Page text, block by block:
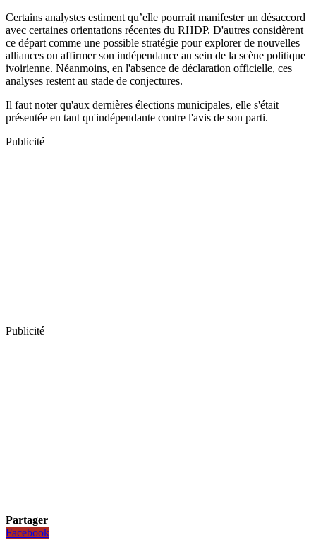
Certains analystes estiment qu’elle pourrait manifester un désaccord
avec certaines orientations récentes du RHDP. D'autres considèrent
ce départ comme une possible stratégie pour explorer de nouvelles
alliances ou affirmer son indépendance au sein de la scène politique
ivoirienne. Néanmoins, en l'absence de déclaration officielle, ces
analyses restent au stade de conjectures.
Il faut noter qu'aux dernières élections municipales, elle s'était
présentée en tant qu'indépendante contre l'avis de son parti.
Publicité
Publicité
Partager
Facebook